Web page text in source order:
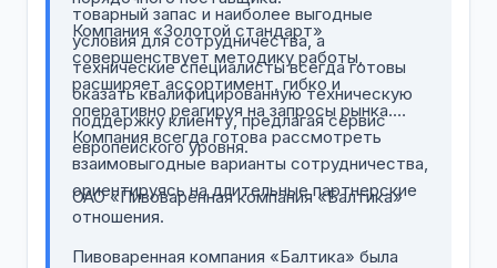
товарный запас и наиболее выгодные
условия для сотрудничества, а
технические специалисты всегда готовы
оказать квалифицированную техническую
поддержку клиенту, предлагая сервис
европейского уровня.
Компания «Золотой стандарт»
совершенствует методику работы,
расширяет ассортимент, гибко и
оперативно реагируя на запросы рынка.
Компания всегда готова рассмотреть
взаимовыгодные варианты сотрудничества,
ориентируясь на длительные партнерские
отношения.
ОАО «Пивоваренная компания «Балтика»
Пивоваренная компания «Балтика» была